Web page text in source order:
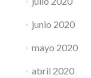
junio 2020
mayo 2020
abril 2020